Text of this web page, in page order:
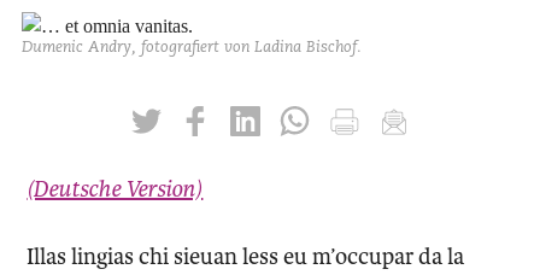
Dumenic Andry, fotografiert von Ladina Bischof.
twittern liken teilen teilen drucken
(Deutsche Version)
Illas lingias chi sieuan less eu m’occupar da la